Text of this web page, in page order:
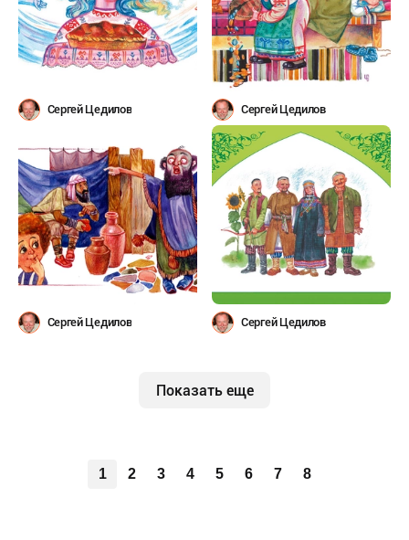
Сергей Цедилов Сергей Цедилов
Сергей Цедилов Сергей Цедилов
Показать еще
1 2 3 4 5 6 7 8